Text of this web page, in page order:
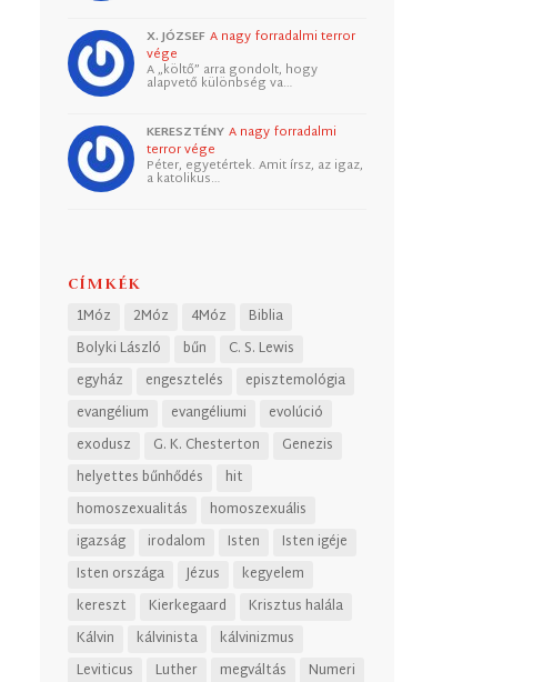
X. JÓZSEF A nagy forradalmi terror
vége
A „költő” arra gondolt, hogy
alapvető különbség va…
KERESZTÉNY A nagy forradalmi
terror vége
Péter, egyetértek. Amit írsz, az igaz,
a katolikus…
CÍMKÉK
1Móz 2Móz 4Móz
Biblia
Bolyki László
bűn
C. S. Lewis
egyház
engesztelés
episztemológia
evangélium
evangéliumi
evolúció
exodusz
G. K. Chesterton
Genezis
helyettes bűnhődés
hit
homoszexualitás
homoszexuális
igazság
irodalom Isten
Isten igéje
Isten országa
Jézus
kegyelem
kereszt
Kierkegaard
Krisztus halála
Kálvin
kálvinista
kálvinizmus
Leviticus
Luther megváltás Numeri